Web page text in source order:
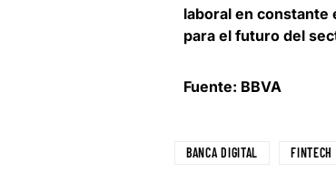
laboral en constante
para el futuro del
Fuente: BBVA
BANCA DIGITAL FINTECH